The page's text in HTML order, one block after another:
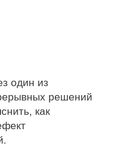
один из
решений
как